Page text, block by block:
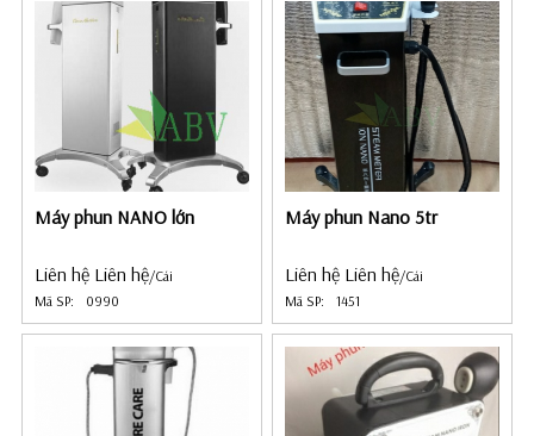
Máy phun NANO lớn
Liên hệ Liên hệ/Cái
Mã SP:
0990
Máy phun Nano 5tr
Liên hệ Liên hệ/Cái
Mã SP:
1451